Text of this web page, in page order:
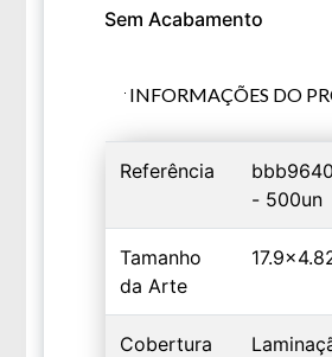
Sem Acabamento
INFORMAÇÕES DO
Referência
- 500un
Tamanho
da Arte
Cobertura